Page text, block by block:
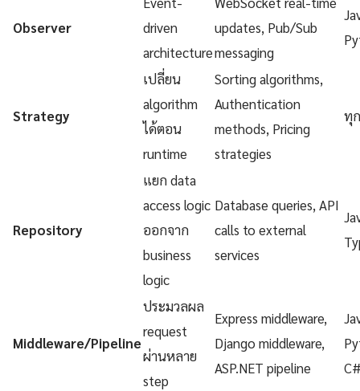
Observer
driven
architecture
updates, Pub/Sub
messaging
Strategy
เปลี่ยน
algorithm
ได้ตอน
runtime
Sorting algorithms,
Authentication
methods, Pricing
strategies
ทุ
Repository
แยก data
access logic
ออกจาก
business
logic
Database queries, API
calls to external
services
Middleware/Pipeline
ประมวลผล
request
ผ่านหลาย
step
Express middleware,
Django middleware,
ASP.NET pipeline